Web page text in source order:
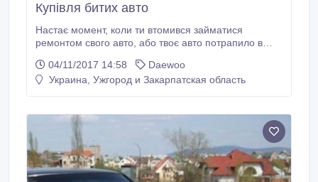
Купівля битих авто
Настає момент, коли ти втомився займатися
ремонтом свого авто, або твоє авто потрапило в
не вистачає грошей! Ми допоможемо Вам здійснити
Вашу мрію! Наша компанія: Toп-Викуп протягом
ремонту, авто викуп будь-яких марок і років випуску.
04/11/2017 14:58
Daewoo
Украина, Ужгород и Закарпатская область